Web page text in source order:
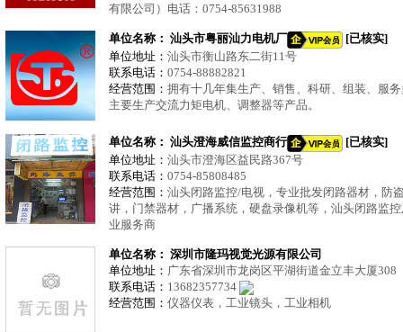
有限公司）电话：0754-85631988
单位名称： 汕头市粤丽汕力电机厂
[已核实]
单位地址： 汕头市衡山路东二街11号
联系电话： 0754-88882821
经营范围： 拥有十几年集生产、销售、科研、组装、服
主要生产交流力矩电机、调整器等产品。
单位名称： 汕头澄海威信监控商行
[已核实]
单位地址： 汕头市澄海区益民路367号
联系电话： 0754-85808485
经营范围： 汕头闭路监控/电视，专业批发闭路器材，防
讲，门禁器材，广播系统，硬盘录像机等，汕头闭路监
业服务商
单位名称： 深圳市隆玛视觉光源有限公司
单位地址： 广东省深圳市龙岗区平湖街道金立丰大厦308
联系电话： 13682357734
经营范围： 仪器仪表，工业镜头，工业相机